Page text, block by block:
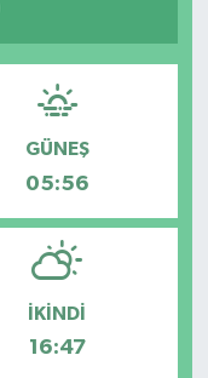
GÜNEŞ
05:56
İKINDI
16:47